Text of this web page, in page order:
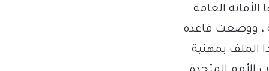
العامة
، ووضعت قاعدة
الملف بمهنية